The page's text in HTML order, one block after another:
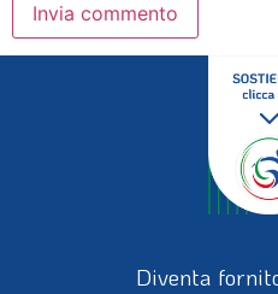
Diventa